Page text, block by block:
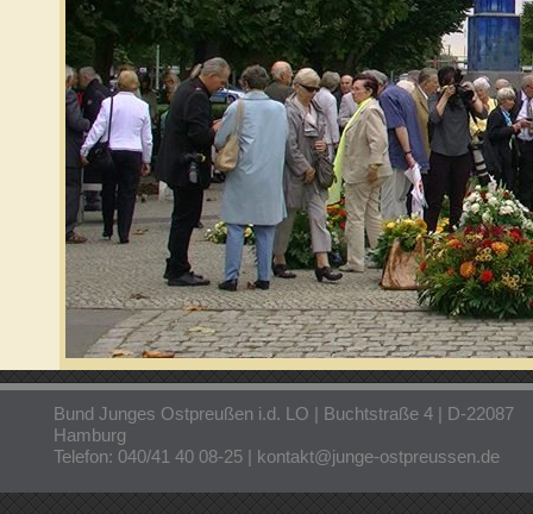
Bund Junges Ostpreußen i.d. LO | Buchtstraße 4 | D-22087
Hamburg
Telefon: 040/41 40 08-25 | kontakt@junge-ostpreussen.de